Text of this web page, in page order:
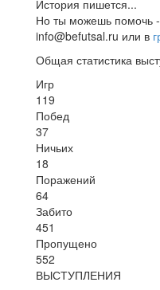
История пишется...
Но ты можешь помочь
info@befutsal.ru или в
Общая статистика
Игр
119
Побед
37
Ничьих
18
Поражений
64
Забито
451
Пропущено
552
ВЫСТУПЛЕНИЯ